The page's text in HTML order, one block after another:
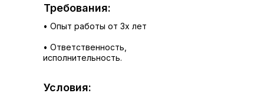
Требования:
• Опыт работы от 3х лет
• Ответственность,
исполнительность.
Условия: